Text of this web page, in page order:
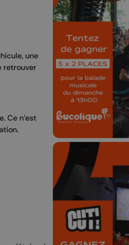
une
retrouver
Ce n’est
🎁
Concours
🎬
Les
Concours